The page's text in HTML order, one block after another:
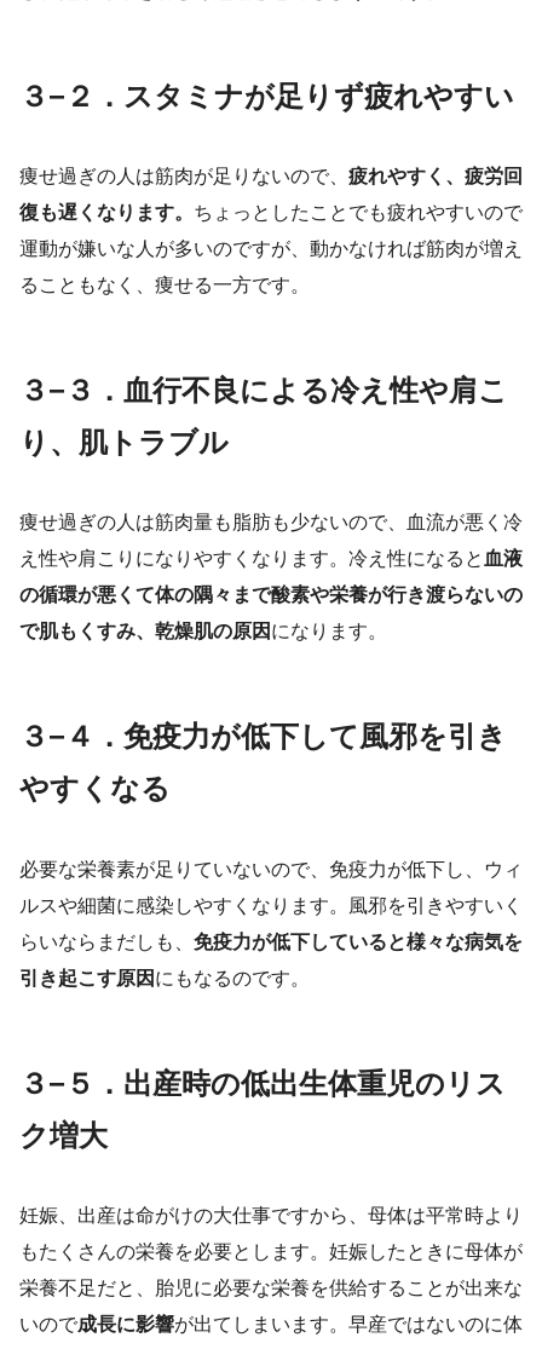
３−２．スタミナが足りず疲れやすい
痩せ過ぎの人は筋肉が足りないので、 疲れやすく、疲労回
復も遅くなります。 ちょっとしたことでも疲れやすいので
運動が嫌いな人が多いのですが、動かなければ筋肉が増え
ることもなく、痩せる一方です。
３−３．血行不良による冷え性や肩こ
り、肌トラブル
痩せ過ぎの人は筋肉量も脂肪も少ないので、血流が悪く冷
え性や肩こりになりやすくなります。冷え性になると 血液
の循環が悪くて体の隅々まで酸素や栄養が行き渡らないの
で肌もくすみ、乾燥肌の原因 になります。
３−４．免疫力が低下して風邪を引き
やすくなる
必要な栄養素が足りていないので、免疫力が低下し、ウィ
ルスや細菌に感染しやすくなります。風邪を引きやすいく
らいならまだしも、 免疫力が低下していると様々な病気を
引き起こす原因 にもなるのです。
３−５．出産時の低出生体重児のリス
ク増大
妊娠、出産は命がけの大仕事ですから、母体は平常時より
もたくさんの栄養を必要とします。妊娠したときに母体が
栄養不足だと、胎児に必要な栄養を供給することが出来な
いので成長に影響が出てしまいます。早産ではないのに体